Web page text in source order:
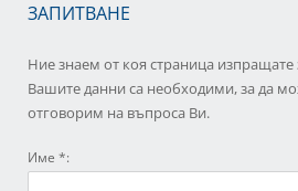
ЗАПИТВАНЕ
Ние знаем от коя страница изпращате
Вашите данни са необходими, за да
отговорим на въпроса Ви.
Име *: